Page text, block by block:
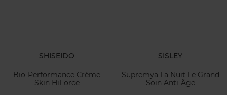
SHISEIDO
Bio-Performance Crème
Skin HiForce
SISLEY
Supremÿa La Nuit Le Grand
Soin Anti-Âge